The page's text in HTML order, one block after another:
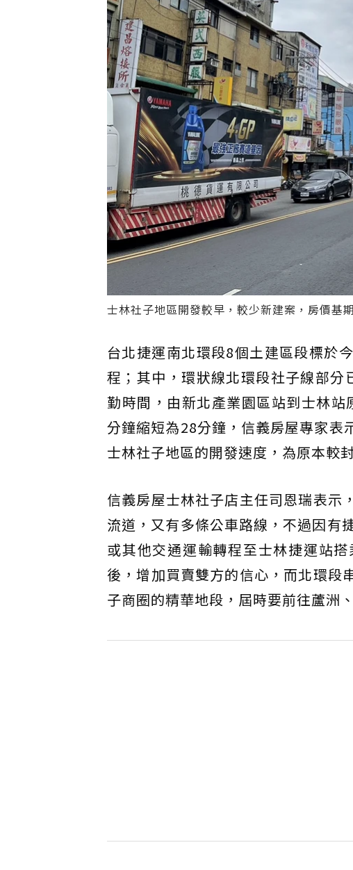
士林社子地區開發較早，較少新建案，房價基
台北捷運南北環段8個土建區段標於
程；其中，環狀線北環段社子線部
勤時間，由新北產業園區站到士林
分鐘縮短為28分鐘，信義房屋專家表
士林社子地區的開發速度，為原本較
信義房屋士林社子店主任司恩瑞表示
流道，又有多條公車路線，不過因有
或其他交通運輸轉程至士林捷運站
後，增加買賣雙方的信心，而北環段
子商圈的精華地段，屆時要前往蘆洲